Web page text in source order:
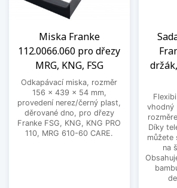
Miska Franke
112.0066.060 pro dřezy
MRG, KNG, FSG
Odkapávací miska, rozměr
156 x 439 x 54 mm,
provedení nerez/černý plast,
děrované dno, pro dřezy
Franke FSG, KNG, KNG PRO
110, MRG 610-60 CARE.
vhodný
Díky
můžete
na